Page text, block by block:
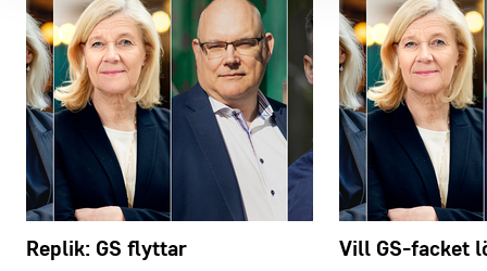
Replik: GS flyttar
Vill GS-facket